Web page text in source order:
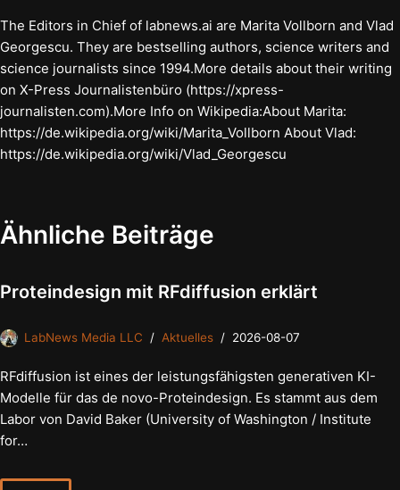
The Editors in Chief of labnews.ai are Marita Vollborn and Vlad
Georgescu. They are bestselling authors, science writers and
science journalists since 1994.More details about their writing
on X-Press Journalistenbüro (https://xpress-
journalisten.com).More Info on Wikipedia:About Marita:
https://de.wikipedia.org/wiki/Marita_Vollborn About Vlad:
https://de.wikipedia.org/wiki/Vlad_Georgescu
Ähnliche Beiträge
Proteindesign mit RFdiffusion erklärt
LabNews Media LLC Aktuelles 2026-08-07
RFdiffusion ist eines der leistungsfähigsten generativen KI-
Modelle für das de novo-Proteindesign. Es stammt aus dem
Labor von David Baker (University of Washington / Institute
for…